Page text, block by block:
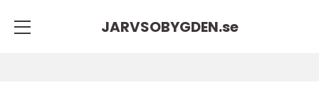
JARVSOBYGDEN.se